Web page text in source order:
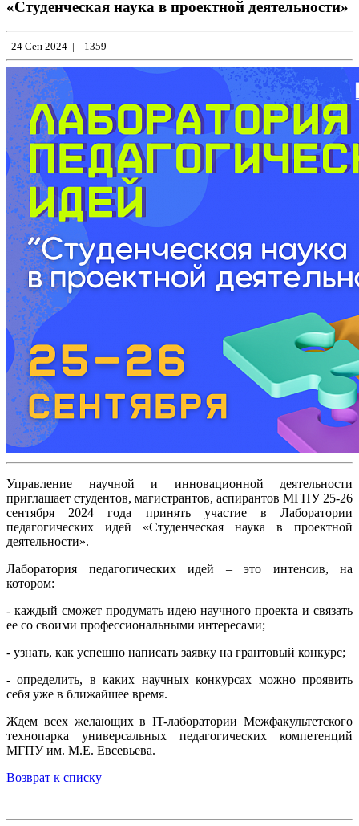
«Студенческая наука в проектной деятельности»
24 Сен 2024 | 1359
Управление научной и инновационной деятельности
приглашает студентов, магистрантов, аспирантов МГПУ 25-26
сентября 2024 года принять участие в Лаборатории
педагогических идей «Студенческая наука в проектной
деятельности».
Лаборатория педагогических идей – это интенсив, на
котором:
- каждый сможет продумать идею научного проекта и связать
ее со своими профессиональными интересами;
- узнать, как успешно написать заявку на грантовый конкурс;
- определить, в каких научных конкурсах можно проявить
себя уже в ближайшее время.
Ждем всех желающих в IT-лаборатории Межфакультетского
технопарка универсальных педагогических компетенций
МГПУ им. М.Е. Евсевьева.
Возврат к списку